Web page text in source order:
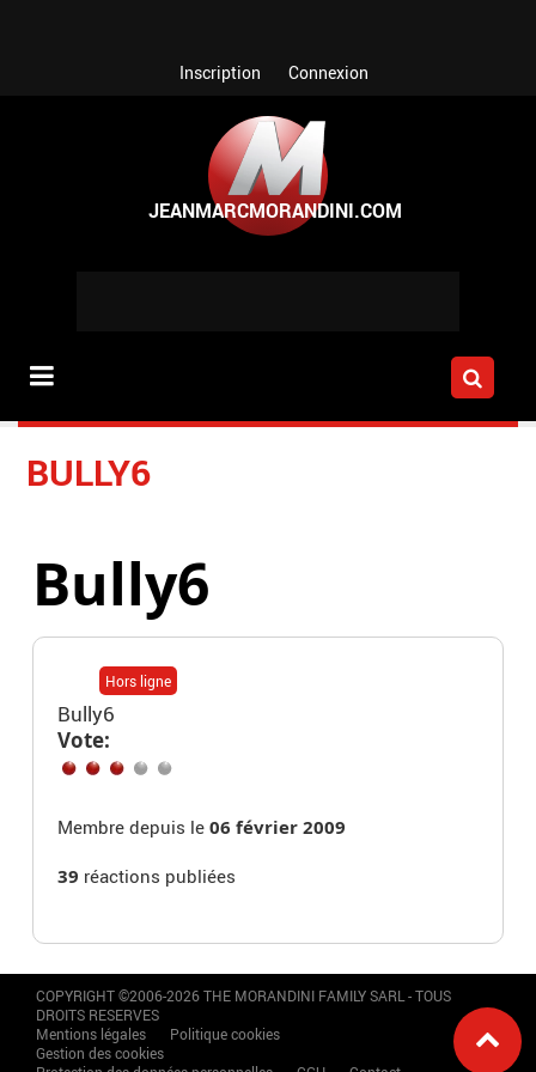
Inscription Connexion
BULLY6
Bully6
Hors ligne
Bully6
Vote:
Membre depuis le06 février 2009
39 réactions publiées
COPYRIGHT ©2006-2026 THE MORANDINI FAMILY SARL - TOUS
DROITS RESERVES
Mentions légales
Politique cookies
Gestion des cookies